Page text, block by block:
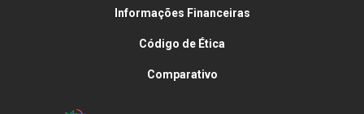
Informações Financeiras
Código de Ética
Comparativo